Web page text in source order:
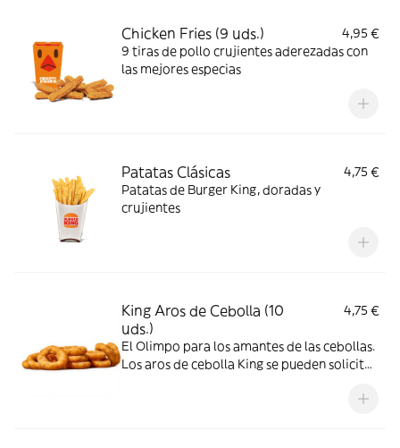
Chicken Fries (9 uds.)
4,95 €
9 tiras de pollo crujientes aderezadas con
las mejores especias
Patatas Clásicas
4,75 €
Patatas de Burger King, doradas y
crujientes
King Aros de Cebolla (10
uds.)
4,75 €
El Olimpo para los amantes de las cebollas.
Los aros de cebolla King se pueden solicitar
compartir o solo para ti, son perfectos para